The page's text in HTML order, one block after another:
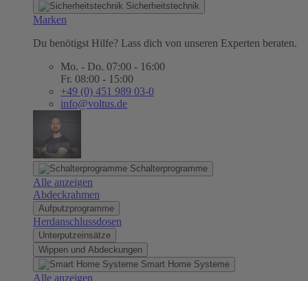
Sicherheitstechnik
Marken
Du benötigst Hilfe? Lass dich von unseren Experten beraten.
Mo. - Do. 07:00 - 16:00
Fr. 08:00 - 15:00
+49 (0) 451 989 03-0
info@voltus.de
Schalterprogramme
Alle anzeigen
Abdeckrahmen
Aufputzprogramme
Herdanschlussdosen
Unterputzeinsätze
Wippen und Abdeckungen
Smart Home Systeme
Alle anzeigen